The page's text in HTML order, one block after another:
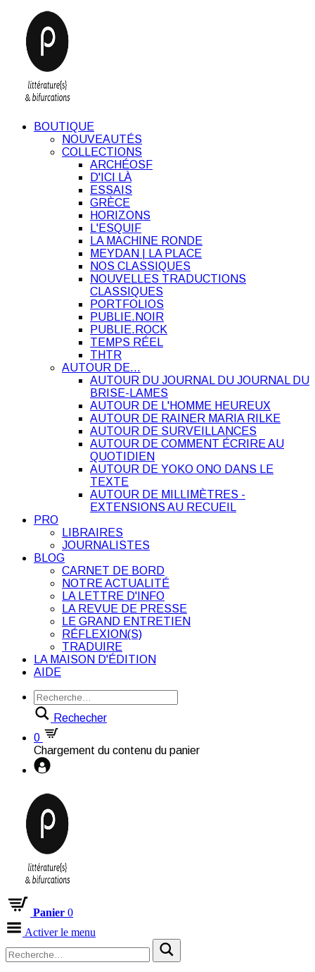
BOUTIQUE
NOUVEAUTÉS
COLLECTIONS
ARCHÉOSF
D'ICI LÀ
ESSAIS
GRÈCE
HORIZONS
L'ESQUIF
LA MACHINE RONDE
MEYDAN | LA PLACE
NOS CLASSIQUES
NOUVELLES TRADUCTIONS
CLASSIQUES
PORTFOLIOS
PUBLIE.NOIR
PUBLIE.ROCK
TEMPS RÉEL
THTR
AUTOUR DE…
AUTOUR DU JOURNAL DU JOURNAL DU
BRISE-LAMES
AUTOUR DE L'HOMME HEUREUX
AUTOUR DE RAINER MARIA RILKE
AUTOUR DE SURVEILLANCES
AUTOUR DE COMMENT ÉCRIRE AU
QUOTIDIEN
AUTOUR DE YOKO ONO DANS LE
TEXTE
AUTOUR DE MILLIMÈTRES -
EXTENSIONS AU RECUEIL
PRO
LIBRAIRES
JOURNALISTES
BLOG
CARNET DE BORD
NOTRE ACTUALITÉ
LA LETTRE D'INFO
LA REVUE DE PRESSE
LE GRAND ENTRETIEN
RÉFLEXION(S)
TRADUIRE
LA MAISON D'ÉDITION
AIDE
Rechecher
0
Chargement du contenu du panier
Panier 0
Activer le menu